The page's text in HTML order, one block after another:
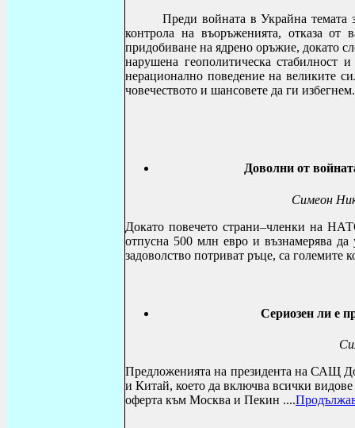
Преди войната в Украйна темата
контрола на въоръженията, отказа
придобиване на ядрено оръжие, докато
нарушена геополитическа
нерационално поведение на великите
човечеството и шансовете да ги
Доволни от
Симеон
Докато повечето страни–членки на
отпусна 500 млн евро и възнамерява
задоволство потриват ръце, са
Сериозен ли е
Предложенията на президента на САЩ
и Китай, което да включва всички
оферта към Москва и Пекин ....